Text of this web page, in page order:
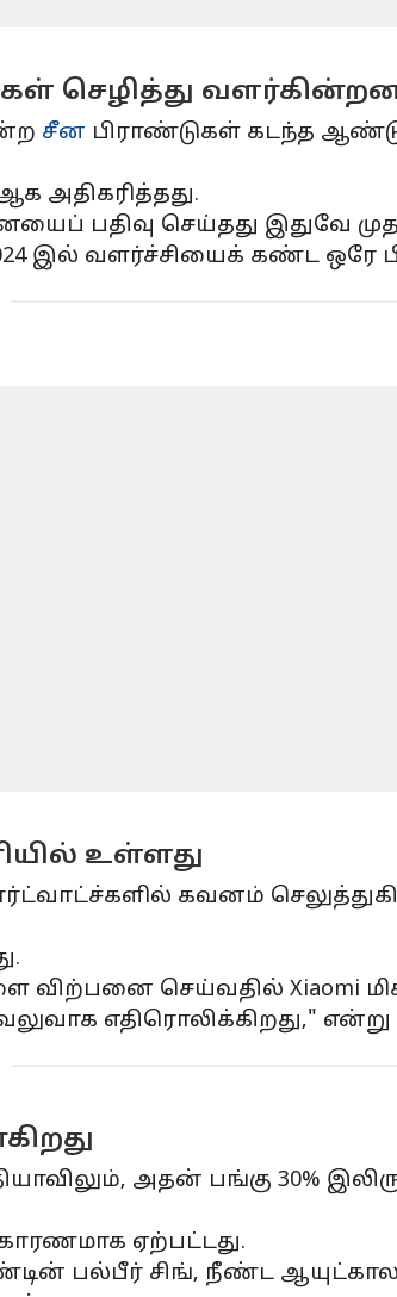
செழித்து
சீன பிராண்டுகள் கடந்த
அதிகரித்தது.
பதிவு செய்தது இதுவே
இல் வளர்ச்சியைக் கண்ட ஒரே
உள்ளது
கவனம்
விற்பனை செய்வதில் Xiaomi
எதிரொலிக்கிறது," என்று
அதன் பங்கு 30%
ஏற்பட்டது.
பல்பீர் சிங், நீண்ட